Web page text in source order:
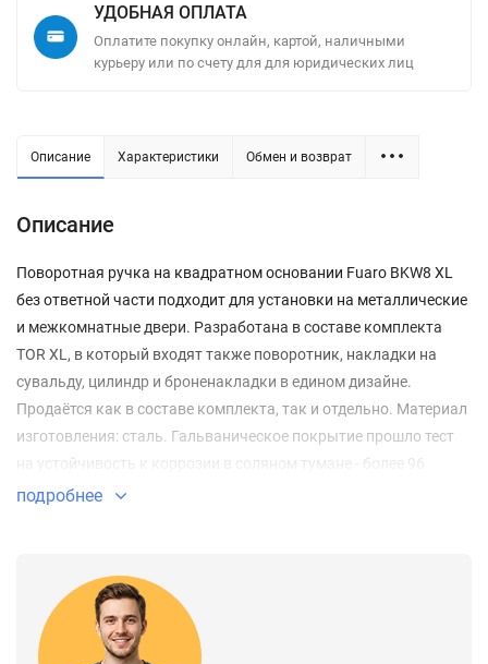
УДОБНАЯ ОПЛАТА
Оплатите покупку онлайн, картой, наличными
курьеру или по счету для для юридических лиц
Описание Характеристики Обмен и возврат
Описание
Поворотная ручка на квадратном основании Fuaro BKW8 XL
без ответной части подходит для установки на металлические
и межкомнатные двери. Разработана в составе комплекта
TOR XL, в который входят также поворотник, накладки на
сувальду, цилиндр и броненакладки в едином дизайне.
Продаётся как в составе комплекта, так и отдельно. Материал
изготовления: сталь. Гальваническое покрытие прошло тест
на устойчивость к коррозии в соляном тумане - более 96
часов. Цвет: хром.
подробнее